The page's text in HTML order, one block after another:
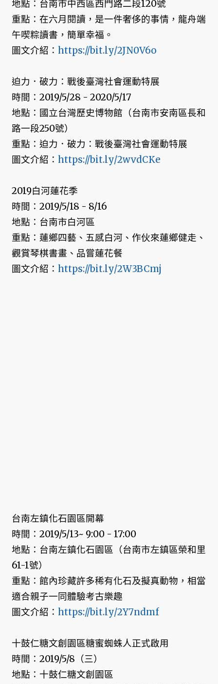
地點：台南市中西區西門路二段120號
重點：在六月閱讀，是一件奢侈的事情，龍舟端
午喫粽讀書，簡單幸福。
圖文介紹： https://bit.ly/2JN0V6o
迫力．破力：戰後臺灣社會運動特展
時間：2019/5/28 - 2020/5/17
地點：國立台灣歷史博物館（台南市安南區長和
路一段250號）
重點：迫力．破力：戰後臺灣社會運動特展
圖文介紹： https://bit.ly/2wvdCKe
2019白河蓮花季
時間：2019/5/18 - 8/16
地點：台南市白河區
重點：蓮鄉四藝、五感白河、作伙來蓮鄉健走、
觀賞琴棋書畫、品嘗蓮花餐
圖文介紹： https://bit.ly/2W3BCmj
台南左鎮化石園區開幕
時間：2019/5/13~ 9:00 - 17:00
地點：台南左鎮化石園區（台南市左鎮區榮和里
61-1號）
重點：館內珍藏許多稀有化石及擬真動物，相當
適合親子一同體驗考古樂趣
圖文介紹： https://bit.ly/2Y7ndmf
十鼓仁糖文創園區糖蜜蜘蛛人正式啟用
時間：2019/5/8（三）
地點：十鼓仁糖文創園區